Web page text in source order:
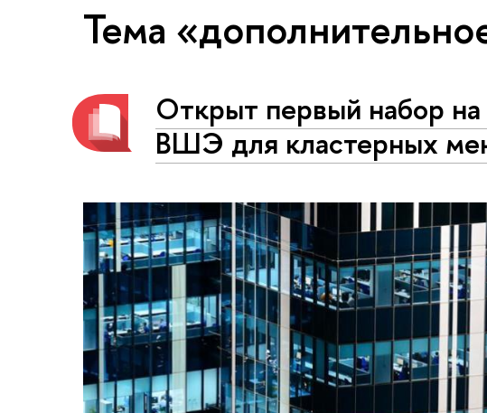
Тема
Открыт первый набор
ВШЭ для кластерных